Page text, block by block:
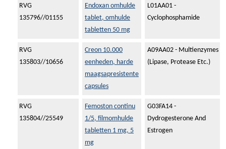
RVG
135796//01155
Endoxan omhulde
tablet, omhulde
tabletten 50 mg
L01AA01 -
Cyclophosphamide
RVG
135803//10656
Creon 10.000
eenheden, harde
maagsapresistente
capsules
A09AA02 - Multienzymes
(Lipase, Protease Etc.)
RVG
135804//25549
Femoston continu
1/5, filmomhulde
tabletten 1 mg, 5
mg
G03FA14 -
Dydrogesterone And
Estrogen